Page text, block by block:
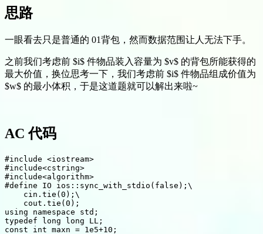
思路
一眼看去只是普通的 01背包，然而数据范围让人无法下手。
之前我们考虑前 $i$ 件物品装入容量为 $v$ 的背包所能获得的
最大价值，换位思考一下，我们考虑前 $i$ 件物品组成价值为
$w$ 的最小体积，于是这道题就可以解出来啦~
AC 代码
#include <iostream>
#include<cstring>
#include<algorithm>
#define IO ios::sync_with_stdio(false);\
    cin.tie(0);\
    cout.tie(0);
using namespace std;
typedef long long LL;
const int maxn = 1e5+10;